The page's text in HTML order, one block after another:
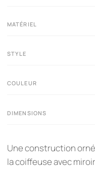
MATÉRIEL
STYLE
COULEUR
DIMENSIONS
Une construction
la coiffeuse avec